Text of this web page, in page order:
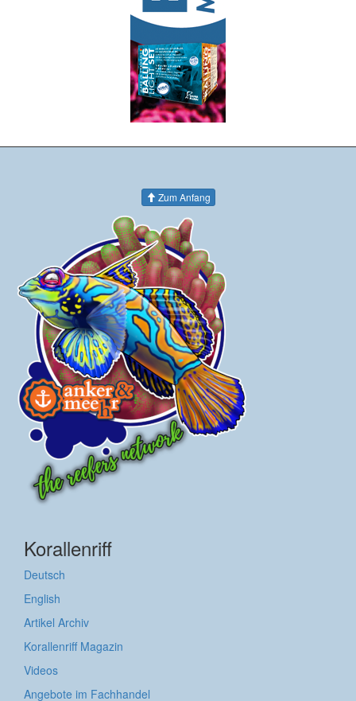
Zum Anfang
Korallenriff
Deutsch
English
Artikel Archiv
Korallenriff Magazin
Videos
Angebote im Fachhandel